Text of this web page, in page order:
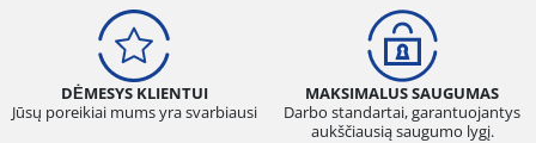
DĖMESYS KLIENTUI
Jūsų poreikiai mums yra svarbiausi
MAKSIMALUS SAUGUMAS
Darbo standartai, garantuojantys
aukščiausią saugumo lygį.